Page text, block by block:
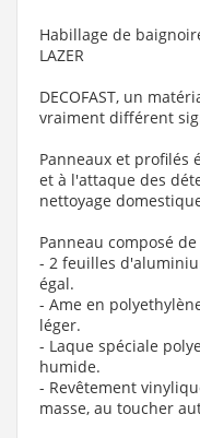
Habillage de
LAZER
DECOFAST, un
vraiment différent
Panneaux et profilés
et à l'attaque des
nettoyage
Panneau composé de
- 2 feuilles
égal.
- Ame en
léger.
- Laque spéciale
humide.
- Revêtement
masse, au toucher